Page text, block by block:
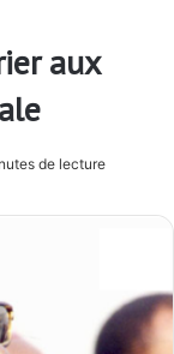
aux
de lecture